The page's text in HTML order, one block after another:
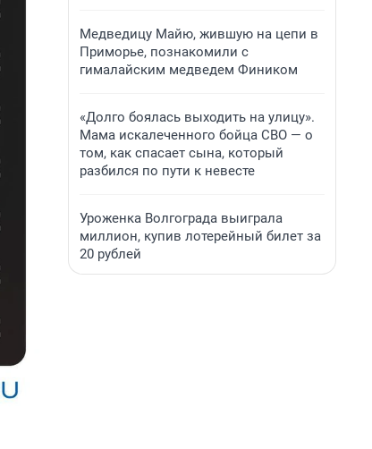
Медведицу Майю, жившую на цепи в
Приморье, познакомили с
гималайским медведем Фиником
«Долго боялась выходить на улицу».
Мама искалеченного бойца СВО — о
том, как спасает сына, который
разбился по пути к невесте
Уроженка Волгограда выиграла
миллион, купив лотерейный билет за
20 рублей